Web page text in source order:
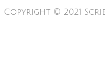
Copyright © 2021